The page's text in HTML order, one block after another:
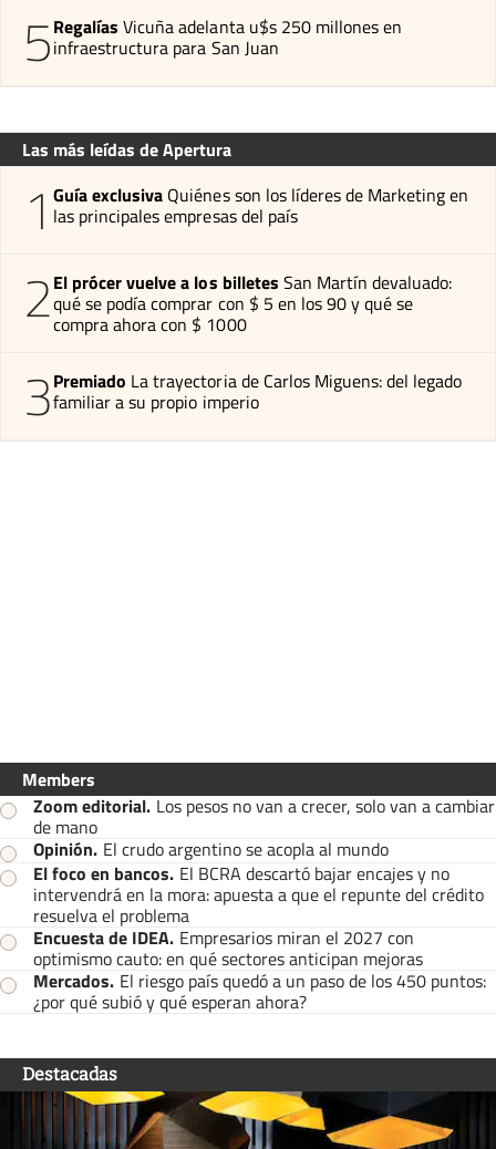
5Regalías Vicuña adelanta u$s 250 millones en
infraestructura para San Juan
Las más leídas de Apertura
1 Guía exclusiva Quiénes son los líderes de Marketing en
las principales empresas del país
2El prócer vuelve a los billetes San Martín devaluado:
qué se podía comprar con $ 5 en los 90 y qué se
compra ahora con $ 1000
3Premiado La trayectoria de Carlos Miguens: del legado
familiar a su propio imperio
Members
Zoom editorial. Los pesos no van a crecer, solo van a cambiar
de mano
Opinión. El crudo argentino se acopla al mundo
El foco en bancos. El BCRA descartó bajar encajes y no
intervendrá en la mora: apuesta a que el repunte del crédito
resuelva el problema
Encuesta de IDEA. Empresarios miran el 2027 con
optimismo cauto: en qué sectores anticipan mejoras
Mercados. El riesgo país quedó a un paso de los 450 puntos:
¿por qué subió y qué esperan ahora?
Destacadas